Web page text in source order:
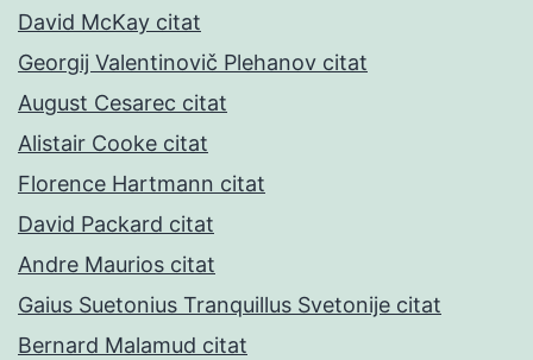
David McKay citat
Georgij Valentinovič Plehanov citat
August Cesarec citat
Alistair Cooke citat
Florence Hartmann citat
David Packard citat
Andre Maurios citat
Gaius Suetonius Tranquillus Svetonije citat
Bernard Malamud citat